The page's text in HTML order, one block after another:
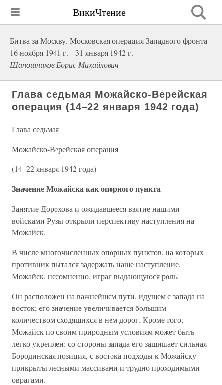
ВикиЧтение
Битва за Москву. Московская операция Западного фронта
16 ноября 1941 г. - 31 января 1942 г.
Шапошников Борис Михайлович
Глава седьмая Можайско-Верейская
операция (14–22 января 1942 года)
Глава седьмая
Можайско-Верейская операция
(14–22 января 1942 года)
Значение Можайска как опорного пункта
Занятие Дорохова и ожидавшееся взятие нашими
войсками Рузы открыли перспективу наступления на
Можайск.
В числе многочисленных опорных пунктов, на которых
противник пытался задержать наше наступление,
Можайск, несомненно, играл выдающуюся роль.
Он расположен на важнейшем пути, идущем с запада на
восток; его значение увеличивается большим
количеством сходящихся в нем дорог. Кроме того,
Можайск по своим природным условиям может быть
легко укреплен: со стороны запада его защищает сильная
Бородинская позиция, с востока подходы к Можайску
прикрыты лесными массивами и трудно проходимыми
оврагами.